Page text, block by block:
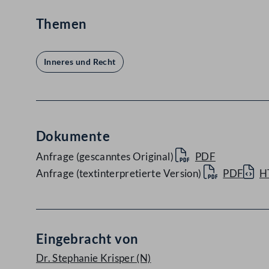
Themen
Inneres und Recht
Dokumente
Anfrage (gescanntes Original)
PDF
Anfrage (textinterpretierte Version)
PDF
Eingebracht von
Dr. Stephanie Krisper(N)